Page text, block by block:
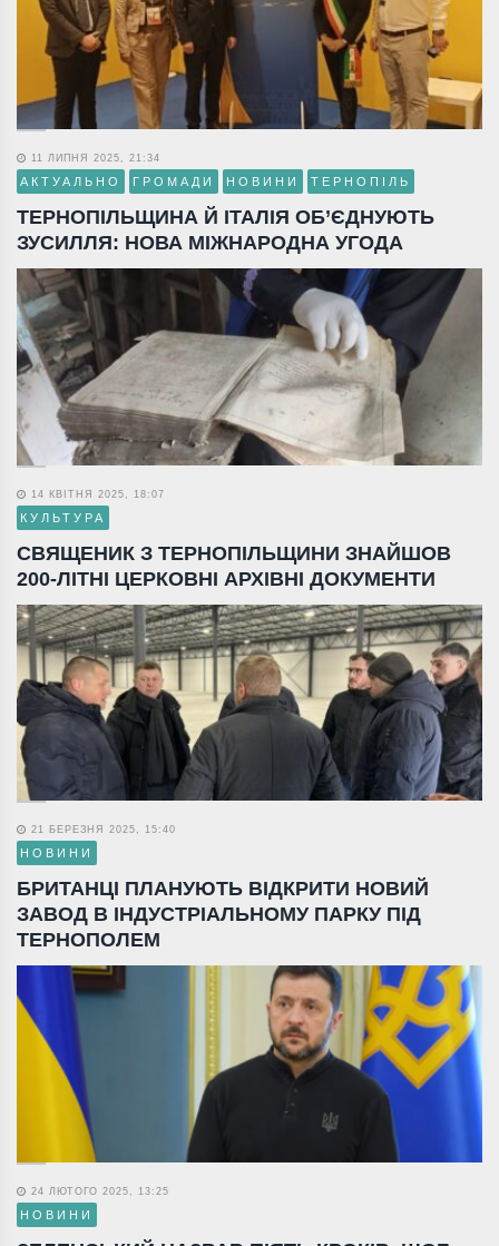
11 ЛИПНЯ 2025, 21:34
АКТУАЛЬНО ГРОМАДИ НОВИНИ ТЕРНОПІЛЬ
ТЕРНОПІЛЬЩИНА Й ІТАЛІЯ ОБ’ЄДНУЮТЬ
ЗУСИЛЛЯ: НОВА МІЖНАРОДНА УГОДА
14 КВІТНЯ 2025, 18:07
КУЛЬТУРА
СВЯЩЕНИК З ТЕРНОПІЛЬЩИНИ ЗНАЙШОВ
200-ЛІТНІ ЦЕРКОВНІ АРХІВНІ ДОКУМЕНТИ
21 БЕРЕЗНЯ 2025, 15:40
НОВИНИ
БРИТАНЦІ ПЛАНУЮТЬ ВІДКРИТИ НОВИЙ
ЗАВОД В ІНДУСТРІАЛЬНОМУ ПАРКУ ПІД
ТЕРНОПОЛЕМ
24 ЛЮТОГО 2025, 13:25
НОВИНИ